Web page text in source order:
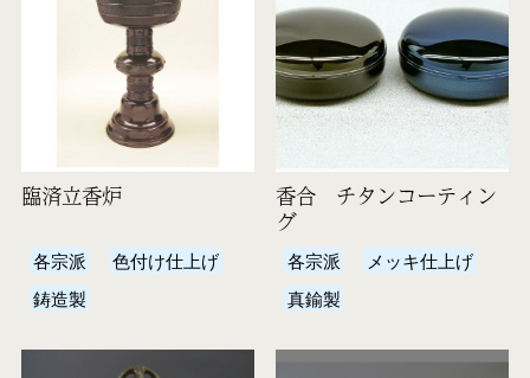
臨済立香炉
各宗派
色付け仕上げ
鋳造製
香合 チタンコーティン
グ
各宗派
メッキ仕上げ
真鍮製